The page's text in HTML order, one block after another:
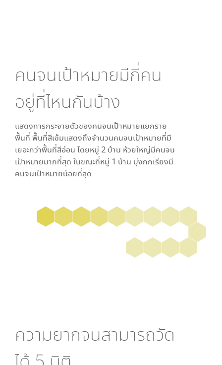
คนจนเป้าหมายมีกี่คน
อยู่ที่ไหนกันบ้าง
แสดงการกระจายตัวของคนจนเป้าหมายแยกราย
พื้นที่ พื้นที่สีเข้มแสดงถึงจำนวนคนจนเป้าหมายที่มี
เยอะกว่าพื้นที่สีอ่อน โดยหมู่ 2 บ้าน ห้วยใหญ่มีคนจน
เป้าหมายมากที่สุด ในขณะที่หมู่ 1 บ้าน บุ่งกกเรียงมี
คนจนเป้าหมายน้อยที่สุด
ความยากจนสามารถวัด